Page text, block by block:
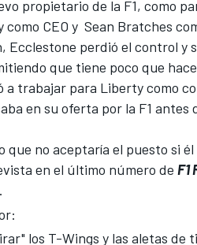
propietario de la F1, como
CEO y Sean Bratches
perdió el control y
que tiene poco que
a trabajar para Liberty como
en su oferta por la F1 antes
no aceptaría el puesto si
en el último número de F1
los T-Wings y las aletas de